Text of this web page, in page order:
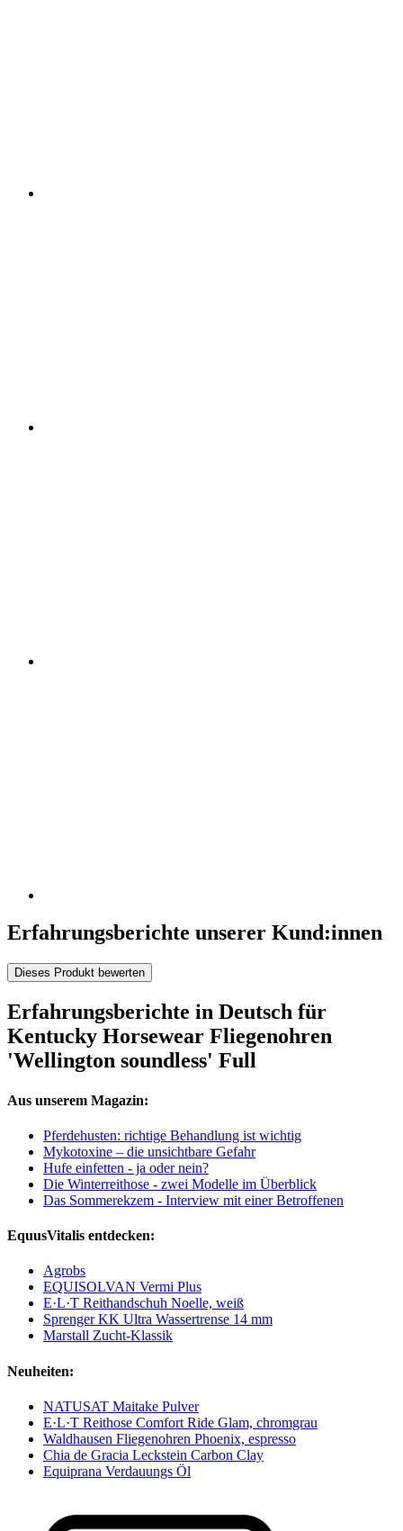
Erfahrungsberichte unserer Kund:innen
Dieses Produkt bewerten
Erfahrungsberichte in Deutsch für
Kentucky Horsewear Fliegenohren
'Wellington soundless' Full
Aus unserem Magazin:
Pferdehusten: richtige Behandlung ist wichtig
Mykotoxine – die unsichtbare Gefahr
Hufe einfetten - ja oder nein?
Die Winterreithose - zwei Modelle im Überblick
Das Sommerekzem - Interview mit einer Betroffenen
EquusVitalis entdecken:
Agrobs
EQUISOLVAN Vermi Plus
E·L·T Reithandschuh Noelle, weiß
Sprenger KK Ultra Wassertrense 14 mm
Marstall Zucht-Klassik
Neuheiten:
NATUSAT Maitake Pulver
E·L·T Reithose Comfort Ride Glam, chromgrau
Waldhausen Fliegenohren Phoenix, espresso
Chia de Gracia Leckstein Carbon Clay
Equiprana Verdauungs Öl